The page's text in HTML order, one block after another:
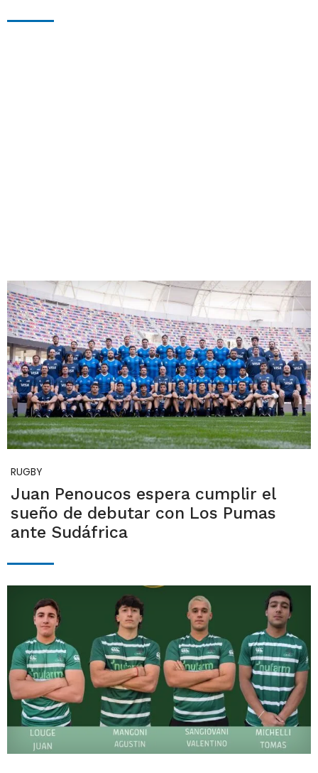
RUGBY
Juan Penoucos espera cumplir el
sueño de debutar con Los Pumas
ante Sudáfrica